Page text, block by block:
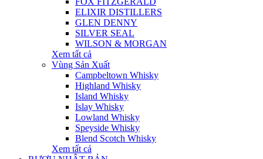
ELIXIR DISTILLERS
GLEN DENNY
SILVER SEAL
WILSON & MORGAN
Xem tất cả
Vùng Sản Xuất
Campbeltown Whisky
Highland Whisky
Island Whisky
Islay Whisky
Lowland Whisky
Speyside Whisky
Blend Scotch Whisky
Xem tất cả